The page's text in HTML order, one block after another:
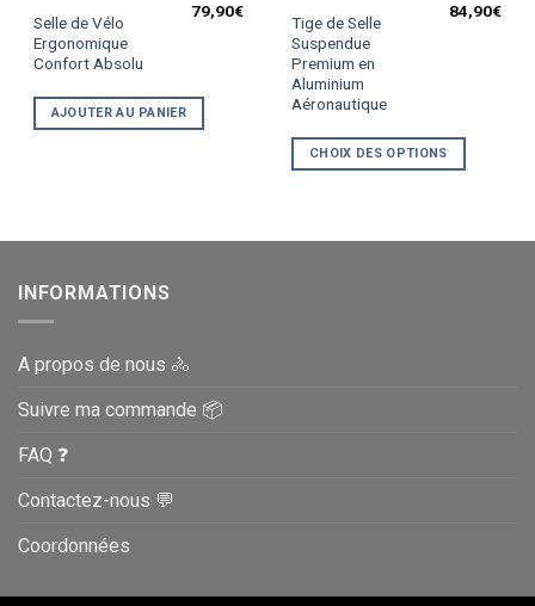
Selle de Vélo
Ergonomique
Confort Absolu
79,90€
AJOUTER AU PANIER
Tige de Selle
Suspendue
Premium en
Aluminium
Aéronautique
84,90€
CHOIX DES OPTIONS
Ce
produit
a
plusieurs
variations.
Les
options
choisies
INFORMATIONS
A propos de nous 🚴
Suivre ma commande 📦
FAQ ❓
Contactez-nous 💬
Coordonnées